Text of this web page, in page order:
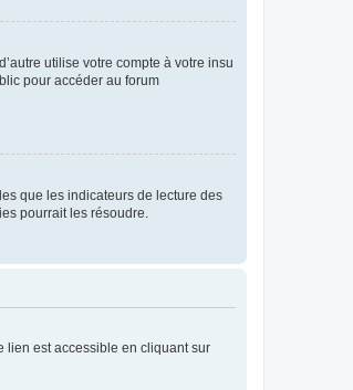
utilise votre compte à votre insu
pour accéder au forum
que les indicateurs de lecture des
pourrait les résoudre.
lien est accessible en cliquant sur